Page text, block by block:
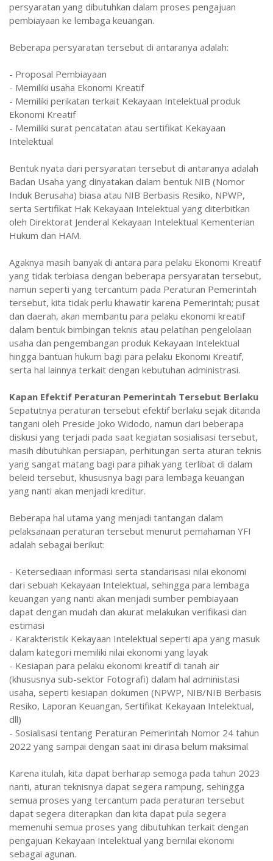
persyaratan yang dibutuhkan dalam proses pengajuan
pembiayaan ke lembaga keuangan.
Beberapa persyaratan tersebut di antaranya adalah:
- Proposal Pembiayaan
- Memiliki usaha Ekonomi Kreatif
- Memiliki perikatan terkait Kekayaan Intelektual produk
Ekonomi Kreatif
- Memiliki surat pencatatan atau sertifikat Kekayaan
Intelektual
Bentuk nyata dari persyaratan tersebut di antaranya adalah
Badan Usaha yang dinyatakan dalam bentuk NIB (Nomor
Induk Berusaha) biasa atau NIB Berbasis Resiko, NPWP,
serta Sertifikat Hak Kekayaan Intelektual yang diterbitkan
oleh Direktorat Jenderal Kekayaan Intelektual Kementerian
Hukum dan HAM.
Agaknya masih banyak di antara para pelaku Ekonomi Kreatif
yang tidak terbiasa dengan beberapa persyaratan tersebut,
namun seperti yang tercantum pada Peraturan Pemerintah
tersebut, kita tidak perlu khawatir karena Pemerintah; pusat
dan daerah, akan membantu para pelaku ekonomi kreatif
dalam bentuk bimbingan teknis atau pelatihan pengelolaan
usaha dan pengembangan produk Kekayaan Intelektual
hingga bantuan hukum bagi para pelaku Ekonomi Kreatif,
serta hal lainnya terkait dengan kebutuhan administrasi.
Kapan Efektif Peraturan Pemerintah Tersebut Berlaku
Sepatutnya peraturan tersebut efektif berlaku sejak ditanda
tangani oleh Preside Joko Widodo, namun dari beberapa
diskusi yang terjadi pada saat kegiatan sosialisasi tersebut,
masih dibutuhkan persiapan, perhitungan serta aturan teknis
yang sangat matang bagi para pihak yang terlibat di dalam
beleid tersebut, khususnya bagi para lembaga keuangan
yang nanti akan menjadi kreditur.
Beberapa hal utama yang menjadi tantangan dalam
pelaksanaan peraturan tersebut menurut pemahaman YFI
adalah sebagai berikut:
- Ketersediaan informasi serta standarisasi nilai ekonomi
dari sebuah Kekayaan Intelektual, sehingga para lembaga
keuangan yang nanti akan menjadi sumber pembiayaan
dapat dengan mudah dan akurat melakukan verifikasi dan
estimasi
- Karakteristik Kekayaan Intelektual seperti apa yang masuk
dalam kategori memiliki nilai ekonomi yang layak
- Kesiapan para pelaku ekonomi kreatif di tanah air
(khususnya sub-sektor Fotografi) dalam hal administasi
usaha, seperti kesiapan dokumen (NPWP, NIB/NIB Berbasis
Resiko, Laporan Keuangan, Sertifikat Kekayaan Intelektual,
dll)
- Sosialisasi tentang Peraturan Pemerintah Nomor 24 tahun
2022 yang sampai dengan saat ini dirasa belum maksimal
Karena itulah, kita dapat berharap semoga pada tahun 2023
nanti, aturan teknisnya dapat segera rampung, sehingga
semua proses yang tercantum pada peraturan tersebut
dapat segera diterapkan dan kita dapat pula segera
memenuhi semua proses yang dibutuhkan terkait dengan
pengajuan Kekayaan Intelektual yang bernilai ekonomi
sebagai agunan.